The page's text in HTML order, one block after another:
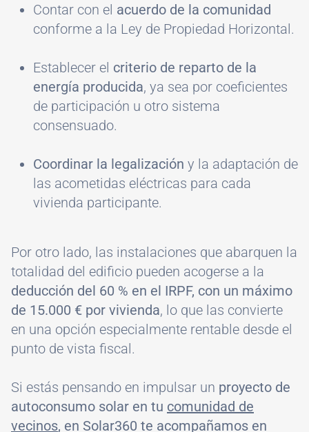
Contar con el acuerdo de la comunidad
conforme a la Ley de Propiedad Horizontal.
Establecer el criterio de reparto de la
energía producida, ya sea por coeficientes
de participación u otro sistema
consensuado.
Coordinar la legalización y la adaptación de
las acometidas eléctricas para cada
vivienda participante.
Por otro lado, las instalaciones que abarquen la
totalidad del edificio pueden acogerse a la
deducción del 60 % en el IRPF, con un máximo
de 15.000 € por vivienda, lo que las convierte
en una opción especialmente rentable desde el
punto de vista fiscal.
Si estás pensando en impulsar un proyecto de
autoconsumo solar en tu comunidad de
vecinos, en Solar360 te acompañamos en